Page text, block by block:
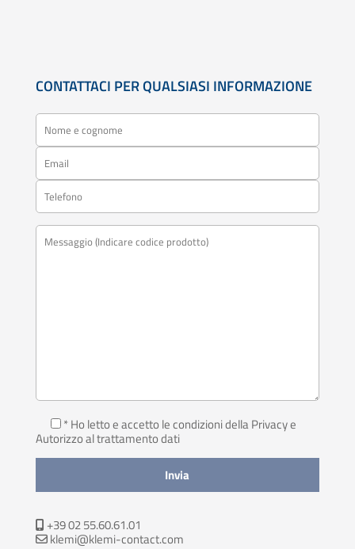
CONTATTACI PER QUALSIASI INFORMAZIONE
* Ho letto e accetto le condizioni della Privacye
Autorizzo al trattamento dati
+39 02 55.60.61.01
klemi@klemi-contact.com